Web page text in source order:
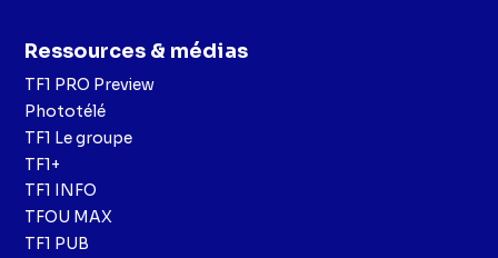
Ressources & médias
TF1 PRO Preview
Phototélé
TF1 Le groupe
TF1+
TF1 INFO
TFOU MAX
TF1 PUB